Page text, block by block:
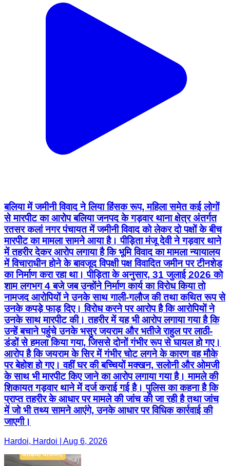
बलिया में जमीनी विवाद ने लिया हिंसक रूप, महिला समेत कई लोगों
से मारपीट का आरोप बलिया जनपद के गड़वार थाना क्षेत्र अंतर्गत
रतसर कलां नगर पंचायत में जमीनी विवाद को लेकर दो पक्षों के बीच
मारपीट का मामला सामने आया है। पीड़िता मंजू देवी ने गड़वार थाने
में तहरीर देकर आरोप लगाया है कि भूमि विवाद का मामला न्यायालय
में विचाराधीन होने के बावजूद विपक्षी पक्ष विवादित जमीन पर टीनशेड
का निर्माण करा रहा था। पीड़िता के अनुसार, 31 जुलाई 2026 को
शाम लगभग 4 बजे जब उन्होंने निर्माण कार्य का विरोध किया तो
नामजद आरोपियों ने उनके साथ गाली-गलौज की तथा कथित रूप से
उनके कपड़े फाड़ दिए। विरोध करने पर आरोप है कि आरोपियों ने
उनके साथ मारपीट की। तहरीर में यह भी आरोप लगाया गया है कि
उन्हें बचाने पहुंचे उनके भसुर जयराम और भतीजे राहुल पर लाठी-
डंडों से हमला किया गया, जिससे दोनों गंभीर रूप से घायल हो गए।
आरोप है कि जयराम के सिर में गंभीर चोट लगने के कारण वह मौके
पर बेहोश हो गए। वहीं घर की बच्चियों मक्खन, सलोनी और ओमजी
के साथ भी मारपीट किए जाने का आरोप लगाया गया है। मामले की
शिकायत गड़वार थाने में दर्ज कराई गई है। पुलिस का कहना है कि
प्राप्त तहरीर के आधार पर मामले की जांच की जा रही है तथा जांच
में जो भी तथ्य सामने आएंगे, उनके आधार पर विधिक कार्रवाई की
जाएगी।
Hardoi, Hardoi | Aug 6, 2026